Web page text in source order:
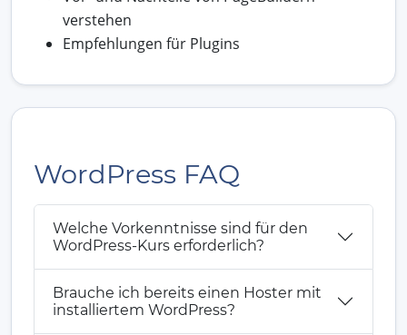
verstehen
Empfehlungen für Plugins
WordPress FAQ
Welche Vorkenntnisse sind für den
WordPress-Kurs erforderlich?
Brauche ich bereits einen Hoster mit
installiertem WordPress?